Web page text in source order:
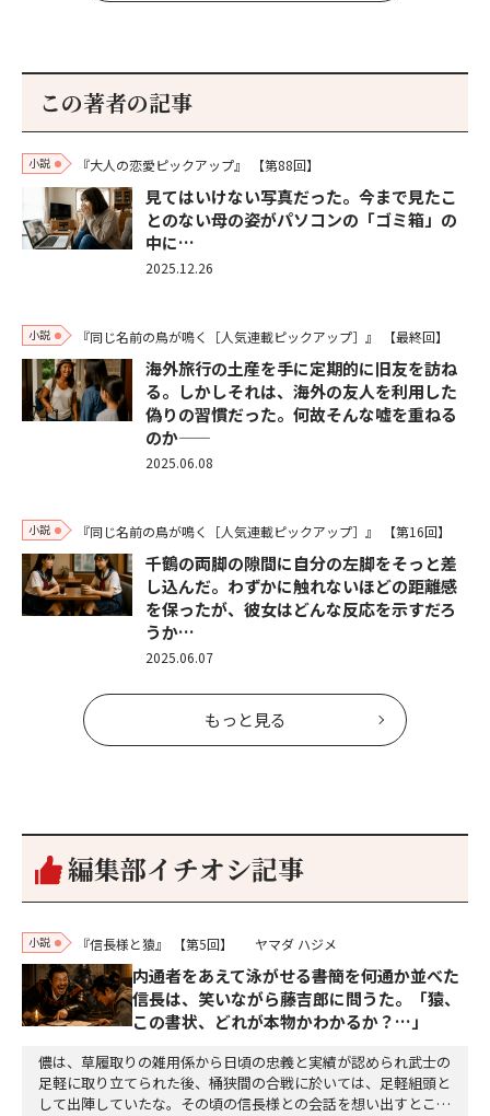
この著者の記事
小説 『大人の恋愛ピックアップ』 【第88回】
見てはいけない写真だった。今まで見たこ
とのない母の姿がパソコンの「ゴミ箱」の
中に…
2025.12.26
小説 『同じ名前の鳥が鳴く［人気連載ピックアップ］』 【最終回】
海外旅行の土産を手に定期的に旧友を訪ね
る。しかしそれは、海外の友人を利用した
偽りの習慣だった。何故そんな嘘を重ねる
のか――
2025.06.08
小説 『同じ名前の鳥が鳴く［人気連載ピックアップ］』 【第16回】
千鶴の両脚の隙間に自分の左脚をそっと差
し込んだ。わずかに触れないほどの距離感
を保ったが、彼女はどんな反応を示すだろ
うか…
2025.06.07
もっと見る
編集部イチオシ記事
小説 『信長様と猿』 【第5回】 ヤマダ ハジメ
内通者をあえて泳がせる――書簡を何通か並べた
信長は、笑いながら藤吉郎に問うた。「猿、
この書状、どれが本物かわかるか？…」
儂は、草履取りの雑用係から日頃の忠義と実績が認められ武士の
足軽に取り立てられた後、桶狭間の合戦に於いては、足軽組頭と
して出陣していたな。その頃の信長様との会話を想い出すとこん